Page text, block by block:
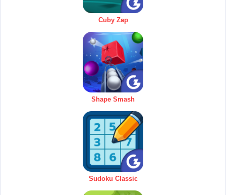
Cuby Zap
Shape Smash
Sudoku Classic